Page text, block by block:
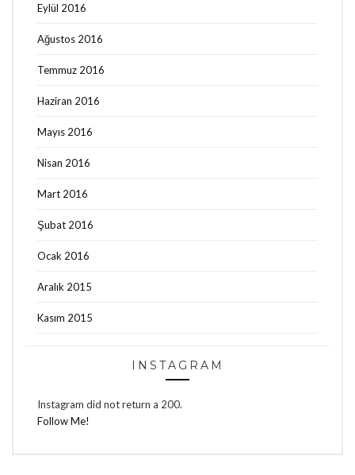
Eylül 2016
Ağustos 2016
Temmuz 2016
Haziran 2016
Mayıs 2016
Nisan 2016
Mart 2016
Şubat 2016
Ocak 2016
Aralık 2015
Kasım 2015
INSTAGRAM
Instagram did not return a 200.
Follow Me!